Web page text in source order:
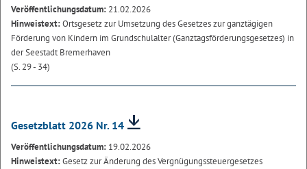
Veröffentlichungsdatum: 21.02.2026
Hinweistext:Ortsgesetz zur Umsetzung des Gesetzes zur ganztägigen
Förderung von Kindern im Grundschulalter (Ganztagsförderungsgesetzes) in
der Seestadt Bremerhaven
(S. 29 - 34)
Gesetzblatt 2026 Nr. 14
Veröffentlichungsdatum: 19.02.2026
Hinweistext:Gesetz zur Änderung des Vergnügungssteuergesetzes